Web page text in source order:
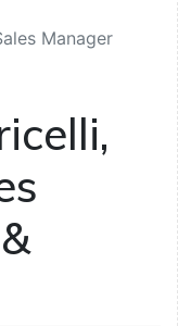
Manager